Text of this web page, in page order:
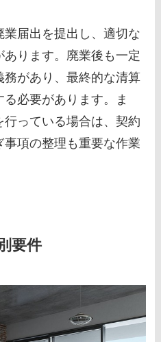
届出を提出し、適切な
ります。廃業後も一定
があり、最終的な清算
必要があります。ま
っている場合は、契約
項の整理も重要な作業
要件